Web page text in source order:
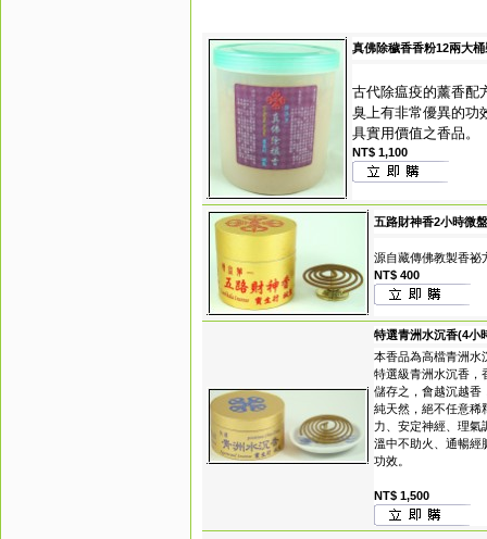
真佛除穢香香粉12兩大桶
古代除瘟疫的薰香配
臭上有非常優異的功
具實用價值之香品。
NT$ 1,100
五路財神香2小時微
源自藏傳佛教製香祕
NT$ 400
特選青洲水沉香(4小
本香品為高檔青洲水
特選級青洲水沉香，
儲存之，會越沉越香
純天然，絕不任意稀
力、安定神經、理氣
溫中不助火、通暢經
功效。
NT$ 1,500